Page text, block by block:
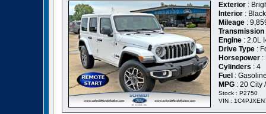
Exterior :
Interior :
Mileage :
Transmission
Engine : 2.0L
Drive Type :
Horsepower :
Cylinders : 4
Fuel :
MPG : 20 City
Stock : P2750
VIN :